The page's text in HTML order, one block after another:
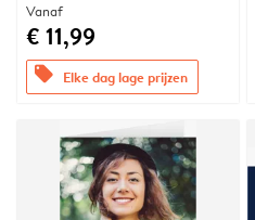
Vanaf
€ 11,99
offers Elke dag lage prijzen